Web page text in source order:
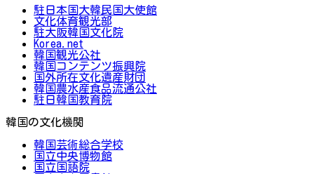
駐日本国大韓民国大使館
文化体育観光部
駐大阪韓国文化院
Korea.net
韓国観光公社
韓国コンテンツ振興院
国外所在文化遺産財団
韓国農水産食品流通公社
駐日韓国教育院
韓国の文化機関
韓国芸術総合学校
国立中央博物館
国立国語院